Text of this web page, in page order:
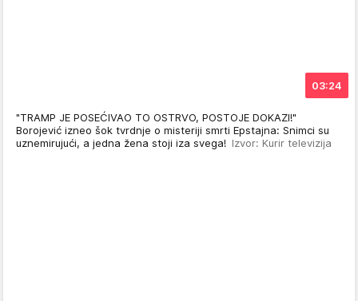
03:24
"TRAMP JE POSEĆIVAO TO OSTRVO, POSTOJE DOKAZI!"
Borojević izneo šok tvrdnje o misteriji smrti Epstajna: Snimci su
uznemirujući, a jedna žena stoji iza svega! Izvor: Kurir televizija